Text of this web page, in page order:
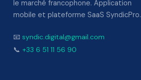
le marché francophone. Application
mobile et plateforme SaaS SyndicPro.
📧 syndic.digital@gmail.com
📞 +33 6 51 11 56 90